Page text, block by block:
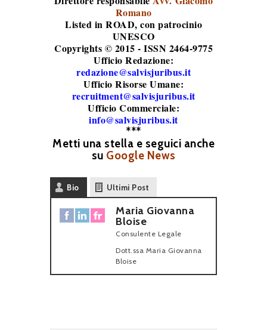
Romano
Listed in ROAD, con patrocinio
UNESCO
Copyrights © 2015 - ISSN 2464-9775
Ufficio Redazione:
redazione@salvisjuribus.it
Ufficio Risorse Umane:
recruitment@salvisjuribus.it
Ufficio Commerciale:
info@salvisjuribus.it
***
Metti una stella e seguici anche
su Google News
Bio Ultimi Post
Maria Giovanna
Bloise
Consulente Legale
Dott.ssa Maria Giovanna
Bloise